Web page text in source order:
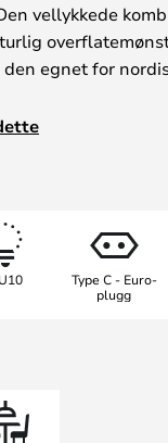
vellykkede
egnet for
som
lyset kan rettes.
av Theo-serien
og Type C - Euro-
plugg